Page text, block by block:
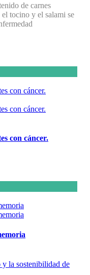
de carnes
tocino y el salami se
con cáncer.